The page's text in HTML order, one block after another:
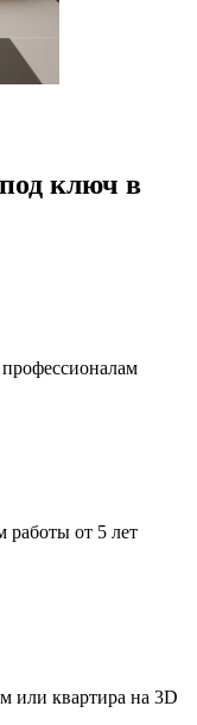
ключ в
от 5 лет
или квартира на 3D